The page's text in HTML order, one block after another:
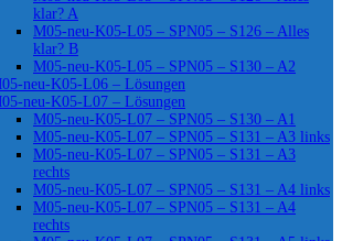
klar? A
M05-neu-K05-L05 – SPN05 – S126 – Alles
klar? B
M05-neu-K05-L05 – SPN05 – S130 – A2
neu-K05-L06 – Lösungen
neu-K05-L07 – Lösungen
M05-neu-K05-L07 – SPN05 – S130 – A1
M05-neu-K05-L07 – SPN05 – S131 – A3 links
M05-neu-K05-L07 – SPN05 – S131 – A3
rechts
M05-neu-K05-L07 – SPN05 – S131 – A4 links
M05-neu-K05-L07 – SPN05 – S131 – A4
rechts